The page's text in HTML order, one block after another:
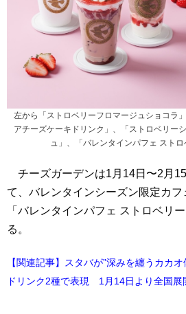
左から「ストロベリーフロマージュショコラ
アチーズケーキドリンク」、「ストロベリー
ュ」、「バレンタインパフェ ストロ
チーズガーデンは1月14日〜2月
て、バレンタインシーズン限定カ
「バレンタインパフェ ストロベリ
る。
【関連記事】スタバが”深みを纏うカカ
ドリンク2種で表現 1月14日より全国展